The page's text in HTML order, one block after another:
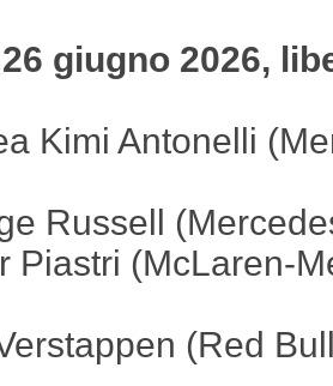
giugno 2026,
Kimi Antonelli
Russell
Piastri (McLaren-
(Red